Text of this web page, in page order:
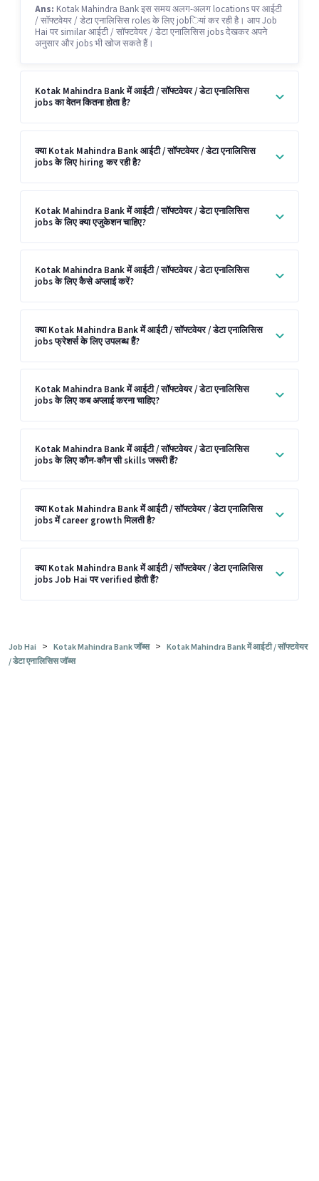
Ans: Kotak Mahindra Bank इस समय अलग-अलग locations पर आईटी
/ सॉफ्टवेयर / डेटा एनालिसिस roles के लिए jobियां कर रही है। आप Job
Hai पर similar आईटी / सॉफ्टवेयर / डेटा एनालिसिस jobs देखकर अपने
अनुसार और jobs भी खोज सकते हैं।
Kotak Mahindra Bank में आईटी / सॉफ्टवेयर / डेटा एनालिसिस
jobs का वेतन कितना होता है?
क्या Kotak Mahindra Bank आईटी / सॉफ्टवेयर / डेटा एनालिसिस
jobs के लिए hiring कर रही है?
Kotak Mahindra Bank में आईटी / सॉफ्टवेयर / डेटा एनालिसिस
jobs के लिए क्या एजुकेशन चाहिए?
Kotak Mahindra Bank में आईटी / सॉफ्टवेयर / डेटा एनालिसिस
jobs के लिए कैसे अप्लाई करें?
क्या Kotak Mahindra Bank में आईटी / सॉफ्टवेयर / डेटा एनालिसिस
jobs फ्रेशर्स के लिए उपलब्ध हैं?
Kotak Mahindra Bank में आईटी / सॉफ्टवेयर / डेटा एनालिसिस
jobs के लिए कब अप्लाई करना चाहिए?
Kotak Mahindra Bank में आईटी / सॉफ्टवेयर / डेटा एनालिसिस
jobs के लिए कौन-कौन सी skills जरूरी हैं?
क्या Kotak Mahindra Bank में आईटी / सॉफ्टवेयर / डेटा एनालिसिस
jobs में career growth मिलती है?
क्या Kotak Mahindra Bank में आईटी / सॉफ्टवेयर / डेटा एनालिसिस
jobs Job Hai पर verified होती हैं?
Job Hai > Kotak Mahindra Bank जॉब्स > Kotak Mahindra Bank में आईटी / सॉफ्टवेयर
/ डेटा एनालिसिस जॉब्स